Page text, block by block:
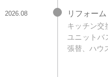
2026.08 リフォーム
キッチン交
ユニットバ
張替、ハウ